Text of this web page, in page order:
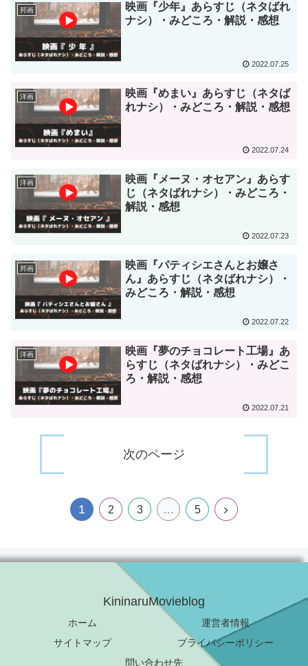
邦画
映画『少年』あらすじ（ネタばれ
ナシ）・みどころ・解説・感想
2022.07.25
洋画
映画『めまい』あらすじ（ネタば
れナシ）・みどころ・解説・感想
2022.07.24
洋画
映画『メーヌ・オセアン』あらす
じ（ネタばれナシ）・みどころ・
解説・感想
2022.07.23
邦画
映画『パティシエさんとお嬢さ
ん』あらすじ（ネタばれナシ）・
みどころ・解説・感想
2022.07.22
洋画
映画『夢のチョコレート工場』あ
らすじ（ネタばれナシ）・みどこ
ろ・解説・感想
2022.07.21
次のページ
1 2 3 … 5
KininaruMovieblog
ホーム
運営者情報
サイトマップ
プライバシーポリシー
問い合わせ先